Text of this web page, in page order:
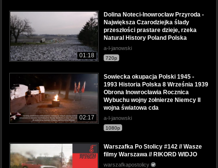
01:18
Dolina Noteci-Inowrocław Przyroda -
Największa Czarodziejka ślady
przeszłości prastare dzieje, rzeka
Natural History Poland Polska
a-l-janowski
720p
02:17
Sowiecka okupacja Polski 1945 -
1993 Historia Polska 8 Września 1939
Obrona Inowrocławia Rocznica
Wybuchu wojny żołnierze Niemcy II
wojna światowa cda
a-l-janowski
1080p
Warszafka Po Stolicy #142 // Wasze
filmy Warszawa // RIKORD WIDJO
warszafkapostolicy